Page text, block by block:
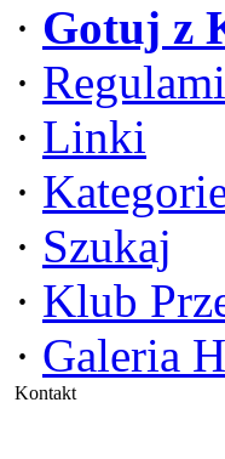
· Gotuj z
·
· Linki
·
· Szukaj
· Klub
· Galeria
Kontakt